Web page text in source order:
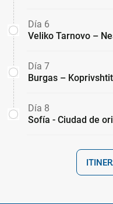
Día 6
Veliko Tarnovo –
Día 7
Burgas –
Día 8
Sofía - Ciudad de